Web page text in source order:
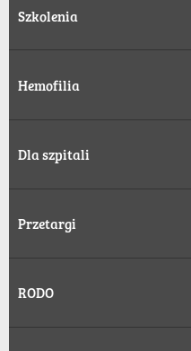
Szkolenia
Hemofilia
Dla szpitali
Przetargi
RODO